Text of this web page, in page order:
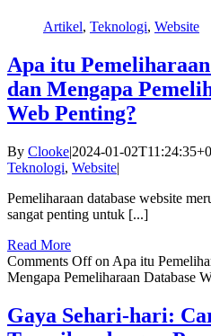
Artikel, Teknologi, Website
Apa itu
dan Mengapa
Web Penting?
By Clooke|2024-01-
Teknologi, Website|
Pemeliharaan database website
sangat penting untuk [...]
Read More
Comments Offon Apa itu
Mengapa Pemeliharaan Database
Gaya Sehari-hari: